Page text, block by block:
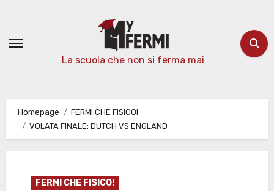
contenuto
La scuola che non si ferma mai
Homepage
FERMI CHE FISICO!
VOLATA FINALE: DUTCH VS ENGLAND
FERMI CHE FISICO!